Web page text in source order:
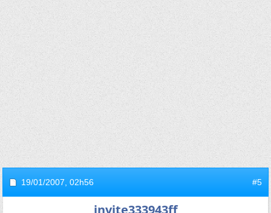
19/01/2007, 02h56 #5
invite333943ff